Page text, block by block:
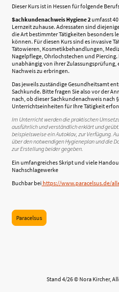
Dieser Kurs ist in Hessen für folgende
Sachkundenachweis Hygiene 2 umfasst
Lernzeit zuhause. Adressaten sind
die Art bestimmter Tätigkeiten besonders
können. Für diesen Kurs sind es invasive
Tätowieren, Kosmetikbehandlungen,
Nagelpflege, Ohrlochstechen und
unabhängig von ihrer
Nachweis zu erbringen.
Das jeweils zuständige Gesundheitsamt
Sachkunde. Bitte fragen Sie also vor der
nach, ob dieser Sachkundenachweis nach
Unterrichtseinheiten für Ihre Tätigkeit
Im Unterricht werden die praktischen
ausführlich und verständlich erklärt und
beispielsweise ein Autoklav, zur Verfügung.
über den notwendigen Hygieneplan und die
zur Erstellung beider gegeben.
Ein umfangreiches Skript und viele
Nachschlagewerke
Buchbar bei ​https://www.paracelsus.de/
Paracelsus
Stand 4/26 © Nora Kircher,